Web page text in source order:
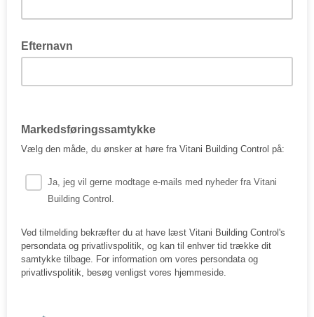
Efternavn
Markedsføringssamtykke
Vælg den måde, du ønsker at høre fra Vitani Building Control på:
Ja, jeg vil gerne modtage e-mails med nyheder fra Vitani
Building Control.
Ved tilmelding bekræfter du at have læst Vitani Building Control's
persondata og privatlivspolitik, og kan til enhver tid trække dit
samtykke tilbage. For information om vores persondata og
privatlivspolitik, besøg venligst vores hjemmeside.